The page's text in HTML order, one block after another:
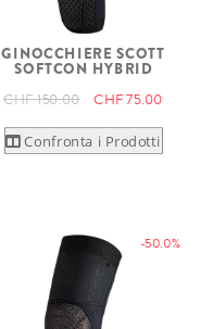
GINOCCHIERE SCOTT
SOFTCON HYBRID
CHF 150.00 CHF 75.00
Confronta i Prodotti
-50.0%